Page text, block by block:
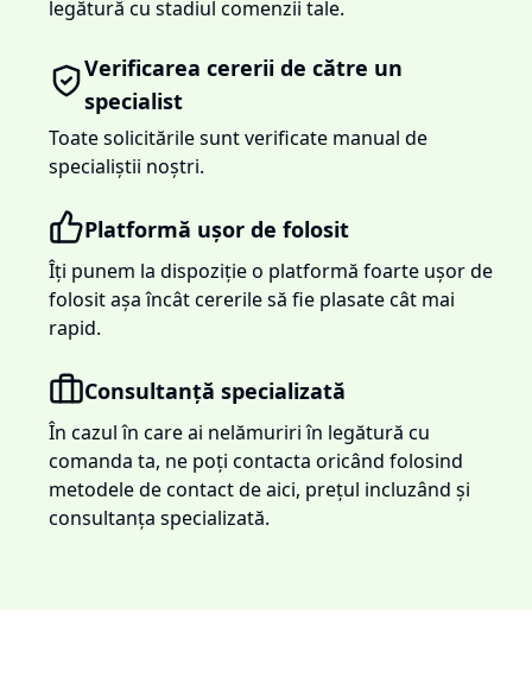
legătură cu stadiul comenzii tale.
Verificarea cererii de către un
specialist
Toate solicitările sunt verificate manual de
specialiștii noștri.
Platformă ușor de folosit
Îți punem la dispoziție o platformă foarte ușor de
folosit așa încât cererile să fie plasate cât mai
rapid.
Consultanță specializată
În cazul în care ai nelămuriri în legătură cu
comanda ta, ne poți contacta oricând folosind
metodele de contact de aici, prețul incluzând și
consultanța specializată.